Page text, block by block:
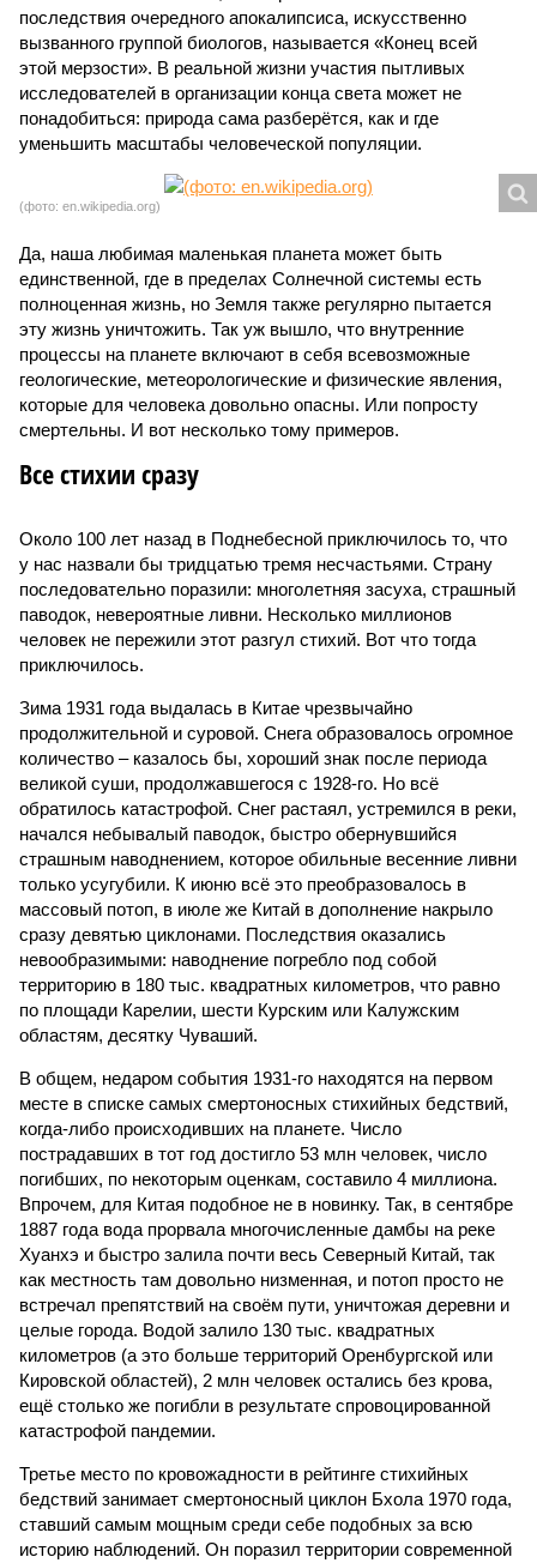
последствия очередного апокалипсиса, искусственно
вызванного группой биологов, называется «Конец всей
этой мерзости». В реальной жизни участия пытливых
исследователей в организации конца света может не
понадобиться: природа сама разберётся, как и где
уменьшить масштабы человеческой популяции.
(фото: en.wikipedia.org)
Да, наша любимая маленькая планета может быть
единственной, где в пределах Солнечной системы есть
полноценная жизнь, но Земля также регулярно пытается
эту жизнь уничтожить. Так уж вышло, что внутренние
процессы на планете включают в себя всевозможные
геологические, метеорологические и физические явления,
которые для человека довольно опасны. Или попросту
смертельны. И вот несколько тому примеров.
Все стихии сразу
Около 100 лет назад в Поднебесной приключилось то, что
у нас назвали бы тридцатью тремя несчастьями. Страну
последовательно поразили: многолетняя засуха, страшный
паводок, невероятные ливни. Несколько миллионов
человек не пережили этот разгул стихий. Вот что тогда
приключилось.
Зима 1931 года выдалась в Китае чрезвычайно
продолжительной и суровой. Снега образовалось огромное
количество – казалось бы, хороший знак после периода
великой суши, продолжавшегося с 1928-го. Но всё
обратилось катастрофой. Снег растаял, устремился в реки,
начался небывалый паводок, быстро обернувшийся
страшным наводнением, которое обильные весенние ливни
только усугубили. К июню всё это преобразовалось в
массовый потоп, в июле же Китай в дополнение накрыло
сразу девятью циклонами. Последствия оказались
невообразимыми: наводнение погребло под собой
территорию в 180 тыс. квадратных километров, что равно
по площади Карелии, шести Курским или Калужским
областям, десятку Чуваший.
В общем, недаром события 1931-го находятся на первом
месте в списке самых смертоносных стихийных бедствий,
когда-либо происходивших на планете. Число
пострадавших в тот год достигло 53 млн человек, число
погибших, по некоторым оценкам, составило 4 миллиона.
Впрочем, для Китая подобное не в новинку. Так, в сентябре
1887 года вода прорвала многочисленные дамбы на реке
Хуанхэ и быстро залила почти весь Северный Китай, так
как местность там довольно низменная, и потоп просто не
встречал препятствий на своём пути, уничтожая деревни и
целые города. Водой залило 130 тыс. квадратных
километров (а это больше территорий Оренбургской или
Кировской областей), 2 млн человек остались без крова,
ещё столько же погибли в результате спровоцированной
катастрофой пандемии.
Третье место по кровожадности в рейтинге стихийных
бедствий занимает смертоносный циклон Бхола 1970 года,
ставший самым мощным среди себе подобных за всю
историю наблюдений. Он поразил территории современной